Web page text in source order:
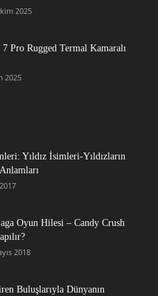
2025
Pro Rugged Termal Kamaralı
2025
Yıldız İsimleri-Yıldızların
Oyun Hilesi – Candy Crush
2018
Buluşlarıyla Dünyanın